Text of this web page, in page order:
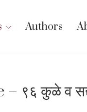
Authors
९६ कुळे व